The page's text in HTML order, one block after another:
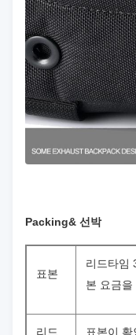
Packing& 선박
표본
리드타임
본 요금을
리드
표본이